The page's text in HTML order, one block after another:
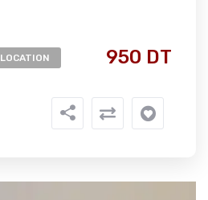
LOCATION 950 DT